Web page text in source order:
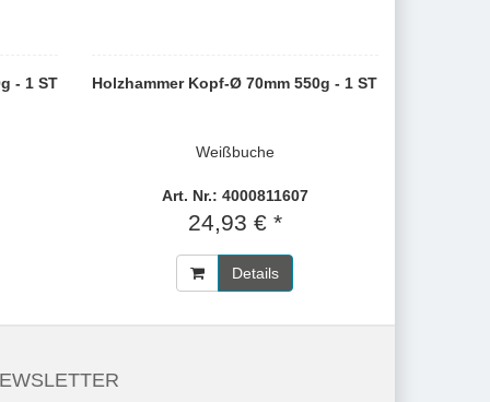
- 1 ST Holzhammer Kopf-Ø 70mm 550g - 1 ST
Weißbuche
Art. Nr.: 4000811607
24,93 € *
Details